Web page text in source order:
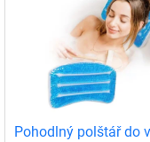
Pohodlný polštář do